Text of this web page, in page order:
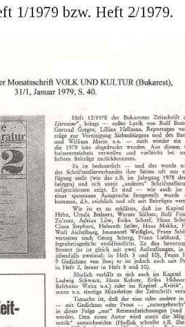
1/1979 bzw. Heft 2/1979.